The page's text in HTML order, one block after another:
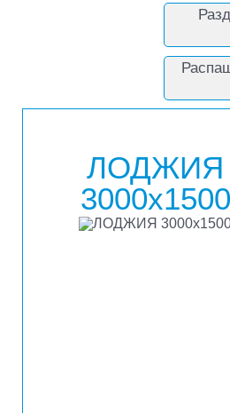
ЛОДЖИЯ
3000х1500